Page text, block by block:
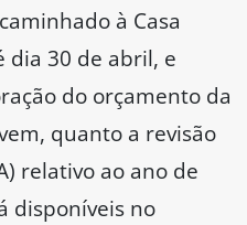
à Casa
dia 30 de abril, e
do orçamento da
quanto a revisão
relativo ao ano de
disponíveis no